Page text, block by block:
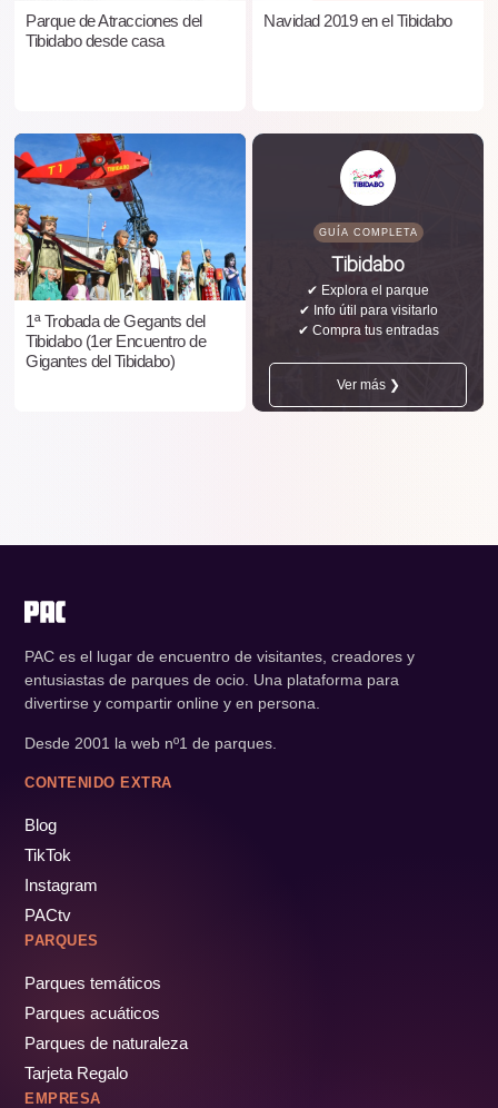
Parque de Atracciones del
Tibidabo desde casa
Navidad 2019 en el Tibidabo
1ª Trobada de Gegants del
Tibidabo (1er Encuentro de
Gigantes del Tibidabo)
GUÍA COMPLETA
Tibidabo
✔ Explora el parque
✔ Info útil para visitarlo
✔ Compra tus entradas
Ver más ❯
PAC es el lugar de encuentro de visitantes, creadores y
entusiastas de parques de ocio. Una plataforma para
divertirse y compartir online y en persona.
Desde 2001 la web nº1 de parques.
CONTENIDO EXTRA
Blog
TikTok
Instagram
PACtv
PARQUES
Parques temáticos
Parques acuáticos
Parques de naturaleza
Tarjeta Regalo
EMPRESA